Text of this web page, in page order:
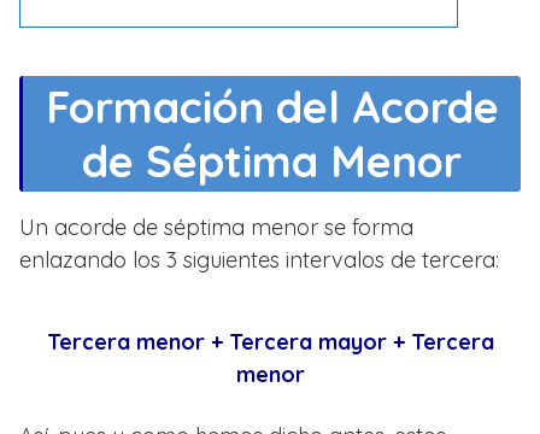
Formación del Acorde
de Séptima Menor
Un acorde de séptima menor se forma
enlazando los 3 siguientes intervalos de tercera:
Tercera menor + Tercera mayor + Tercera
menor